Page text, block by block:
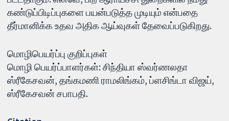
கண்டுப்பிடிப்புகளை பயன்படுத்த முடியும் என்பதை
தீர்மானிக்க உதவ அதிக ஆய்வுகள் தேவைப்படுகிறது.
மொழிபெயர்ப்பு குறிப்புகள்
மொழி பெயர்ப்பாளர்கள்: சிந்தியா ஸ்வர்ணலதா
ஸ்ரீகேசவன், தங்கமணி ராமலிங்கம், ப்ளசிங்டா விஜய்,
ஸ்ரீகேசவன் சபாபதி.